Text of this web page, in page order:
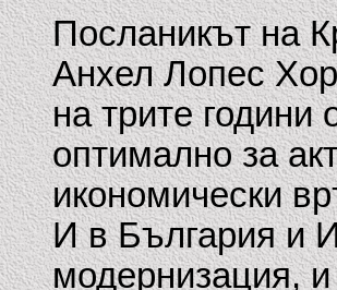
Посланикът на
Анхел Лопес
на трите години
оптимално за
икономически
И в България и
модернизация,